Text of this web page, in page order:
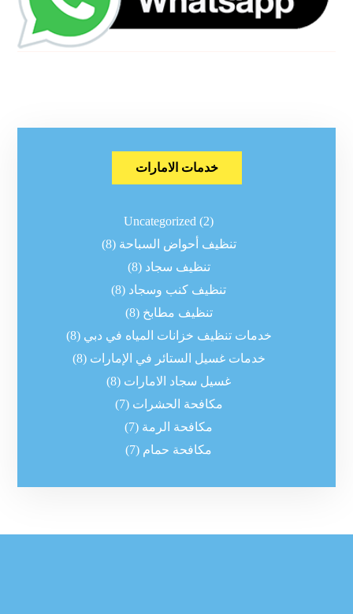
خدمات الامارات
Uncategorized (2)
تنظيف أحواض السباحة (8)
تنظيف سجاد (8)
تنظيف كنب وسجاد (8)
تنظيف مطابخ (8)
خدمات تنظيف خزانات المياه في دبي (8)
خدمات غسيل الستائر في الإمارات (8)
غسيل سجاد الامارات (8)
مكافحة الحشرات (7)
مكافحة الرمة (7)
مكافحة حمام (7)